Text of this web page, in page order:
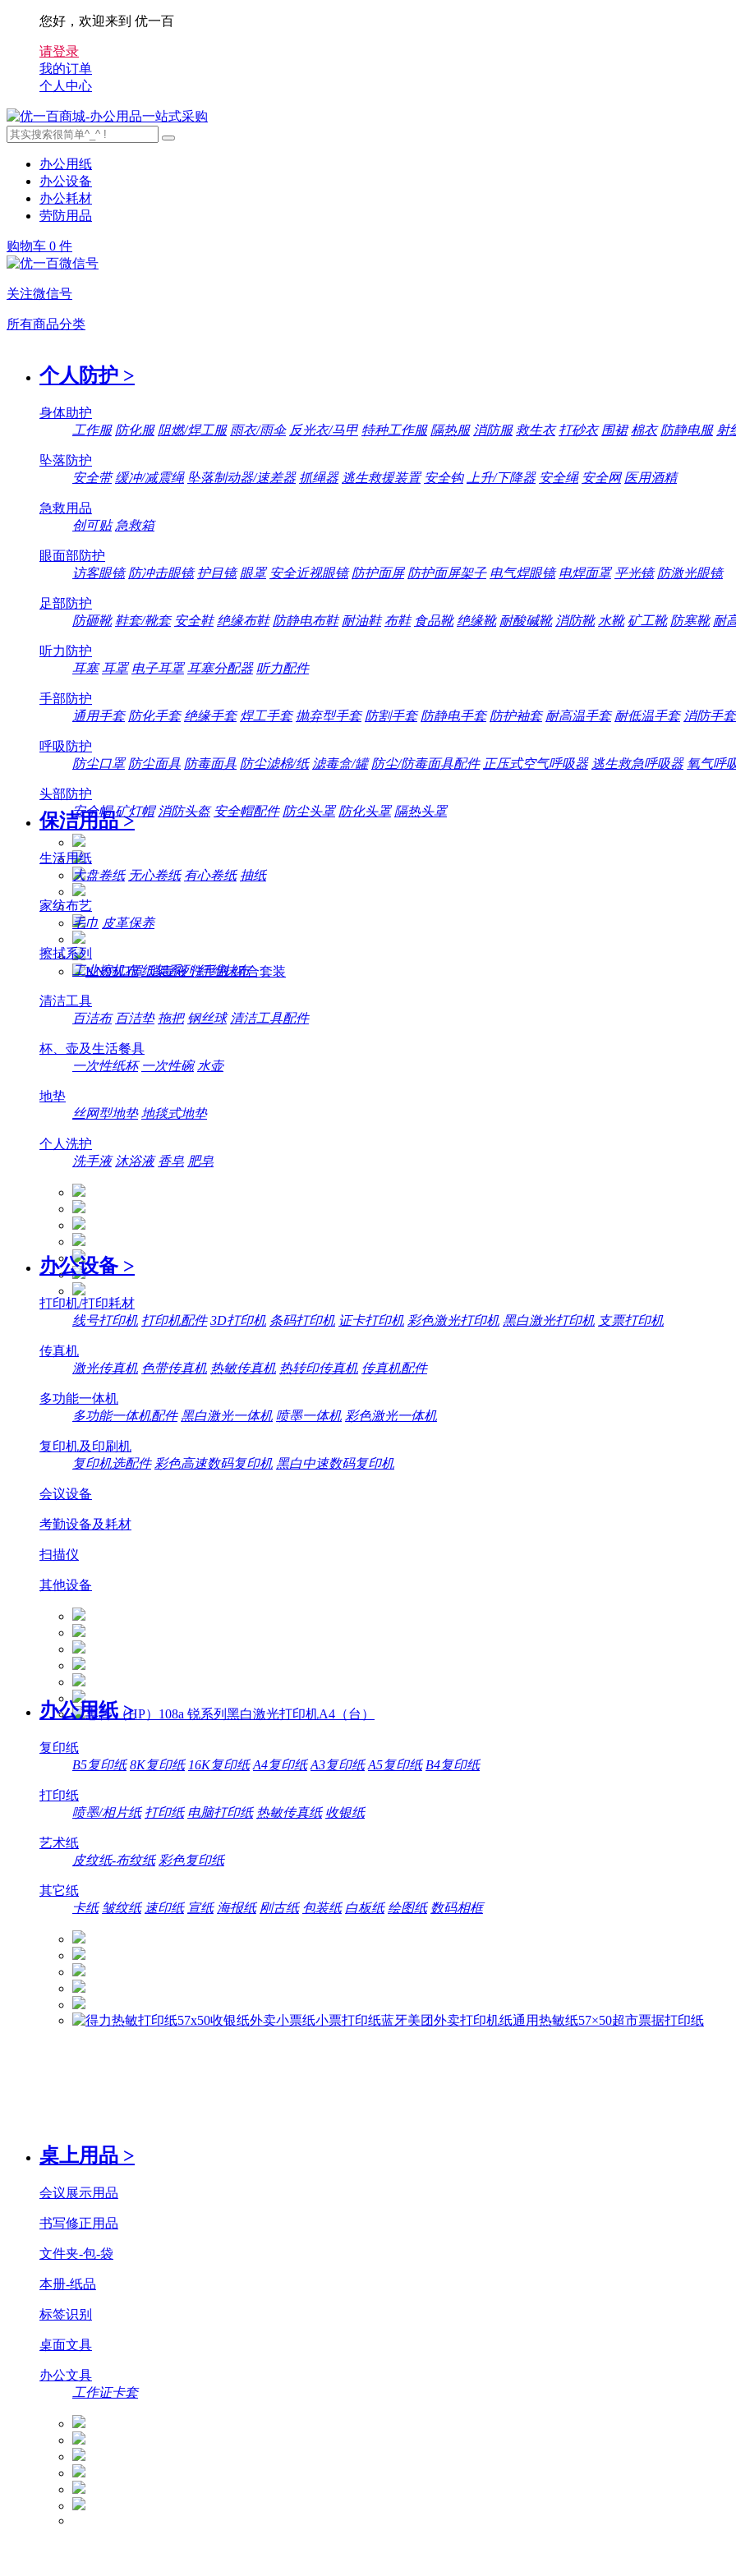
您好，欢迎来到 优一百
请登录
我的订单
个人中心
办公用纸
办公设备
办公耗材
劳防用品
购物车 0 件
关注微信号
所有商品分类
个人防护 >
身体助护
工作服 防化服 阻燃/焊工服 雨衣/雨伞 反光衣/马甲 特种工作服 隔热服 消防服 救生衣 打砂衣 围裙 棉衣 防静电服 射
坠落防护
安全带 缓冲/减震绳 坠落制动器/速差器 抓绳器 逃生救援装置 安全钩 上升/下降器 安全绳 安全网 医用酒精
急救用品
创可贴 急救箱
眼面部防护
访客眼镜 防冲击眼镜 护目镜 眼罩 安全近视眼镜 防护面屏 防护面屏架子 电气焊眼镜 电焊面罩 平光镜 防激光眼镜
足部防护
防砸靴 鞋套/靴套 安全鞋 绝缘布鞋 防静电布鞋 耐油鞋 布鞋 食品靴 绝缘靴 耐酸碱靴 消防靴 水靴 矿工靴 防寒靴 耐
听力防护
耳塞 耳罩 电子耳罩 耳塞分配器 听力配件
手部防护
通用手套 防化手套 绝缘手套 焊工手套 抛弃型手套 防割手套 防静电手套 防护袖套 耐高温手套 耐低温手套 消防手套
呼吸防护
防尘口罩 防尘面具 防毒面具 防尘滤棉/纸 滤毒盒/罐 防尘/防毒面具配件 正压式空气呼吸器 逃生救急呼吸器 氧气呼
头部防护
安全帽 矿灯帽 消防头盔 安全帽配件 防尘头罩 防化头罩 隔热头罩
保洁用品 >
生活用纸
大盘卷纸 无心卷纸 有心卷纸 抽纸
家纺布艺
毛巾 皮革保养
擦拭系列
工业擦机布 纸架系列 纤维抹布
清洁工具
百洁布 百洁垫 拖把 钢丝球 清洁工具配件
杯、壶及生活餐具
一次性纸杯 一次性碗 水壶
地垫
丝网型地垫 地毯式地垫
个人洗护
洗手液 沐浴液 香皂 肥皂
办公设备 >
打印机/打印耗材
线号打印机 打印机配件 3D打印机 条码打印机 证卡打印机 彩色激光打印机 黑白激光打印机 支票打印机
传真机
激光传真机 色带传真机 热敏传真机 热转印传真机 传真机配件
多功能一体机
多功能一体机配件 黑白激光一体机 喷墨一体机 彩色激光一体机
复印机及印刷机
复印机选配件 彩色高速数码复印机 黑白中速数码复印机
会议设备
考勤设备及耗材
扫描仪
其他设备
办公用纸 >
复印纸
B5复印纸 8K复印纸 16K复印纸 A4复印纸 A3复印纸 A5复印纸 B4复印纸
打印纸
喷墨/相片纸 打印纸 电脑打印纸 热敏传真纸 收银纸
艺术纸
皮纹纸-布纹纸 彩色复印纸
其它纸
卡纸 皱纹纸 速印纸 宣纸 海报纸 刚古纸 包装纸 白板纸 绘图纸 数码相框
桌上用品 >
会议展示用品
书写修正用品
文件夹-包-袋
本册-纸品
标签识别
桌面文具
办公文具
工作证卡套